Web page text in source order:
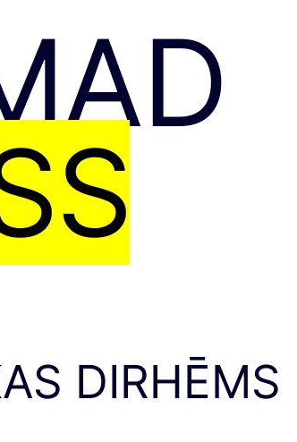
DIRHĒMS